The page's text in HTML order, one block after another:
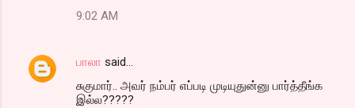
9:02 AM
பாலா said…
சுகுமார்.. அவர் நம்பர் எப்படி முடியுதுன்னு பார்த்தீங்க
இல்ல?????